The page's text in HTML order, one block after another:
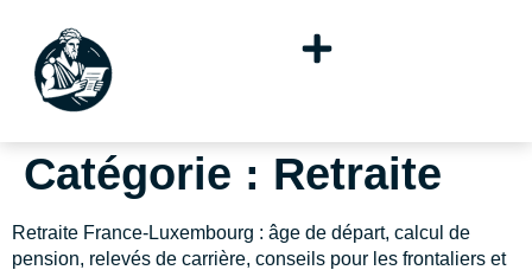
Catégorie : Retraite
Retraite France-Luxembourg : âge de départ, calcul de
pension, relevés de carrière, conseils pour les frontaliers et